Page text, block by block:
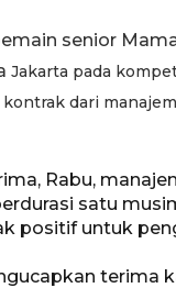
senior
Jakarta pada
dari
Rabu,
satu
positif untuk
terima